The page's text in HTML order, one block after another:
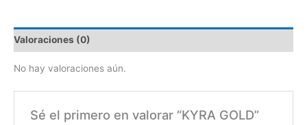
Valoraciones (0)
No hay valoraciones aún.
Sé el primero en valorar “KYRA GOLD”